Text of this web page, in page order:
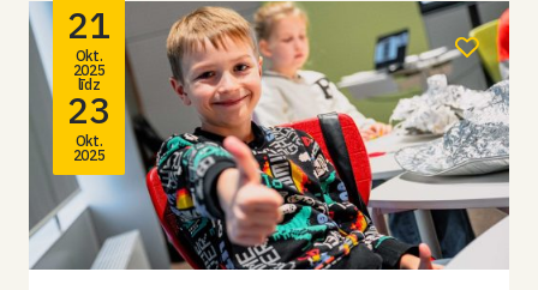
21
Okt.
2025
līdz
23
Okt.
2025